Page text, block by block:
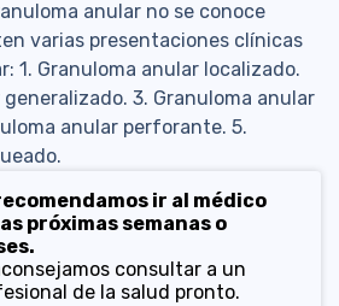
anular no se conoce
varias presentaciones clínicas
1. Granuloma anular localizado.
3. Granuloma anular
anular perforante. 5.
ir al médico
próximas semanas o
consultar a un
de la salud pronto.